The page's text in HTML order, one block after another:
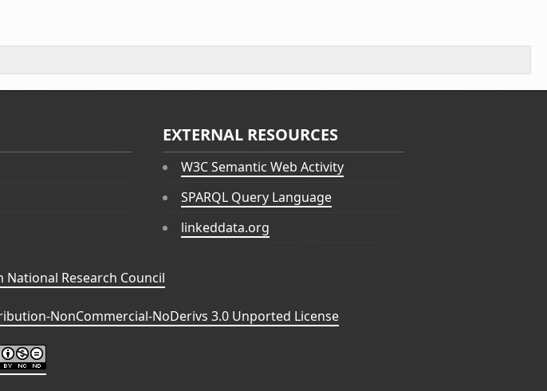
EXTERNAL RESOURCES
W3C Semantic Web Activity
SPARQL Query Language
linkeddata.org
National Research Council
NonCommercial-NoDerivs 3.0 Unported License